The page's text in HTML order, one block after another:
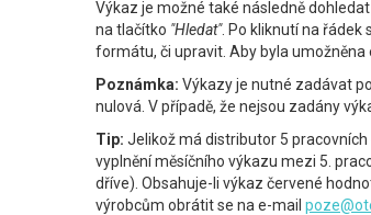
Výkaz je možné také následně
na tlačítko "Hledat". Po kliknutí na řádek
formátu, či upravit. Aby byla umožněna
Poznámka: Výkazy je nutné zadávat
nulová. V případě, že nejsou zadány
Tip: Jelikož má distributor 5 pracovních
vyplnění měsíčního výkazu mezi 5.
dříve). Obsahuje-li výkaz červené
výrobcům obrátit se na e-mail